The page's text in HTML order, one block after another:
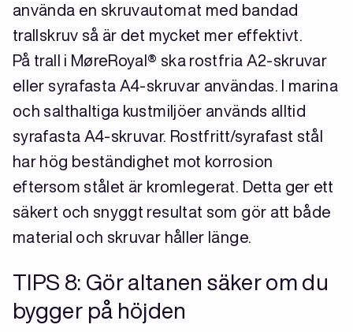
använda en skruvautomat med bandad
trallskruv så är det mycket mer effektivt.
På trall i MøreRoyal® ska rostfria A2-skruvar
eller syrafasta A4-skruvar användas. I marina
och salthaltiga kustmiljöer används alltid
syrafasta A4-skruvar. Rostfritt/syrafast stål
har hög beständighet mot korrosion
eftersom stålet är kromlegerat. Detta ger ett
säkert och snyggt resultat som gör att både
material och skruvar håller länge.
TIPS 8: Gör altanen säker om du
bygger på höjden